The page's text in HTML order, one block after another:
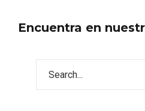
Encuentra en